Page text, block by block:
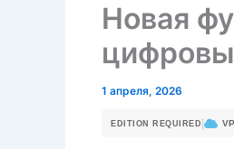
Новая
1 апреля, 2026
EDITION REQUIRED